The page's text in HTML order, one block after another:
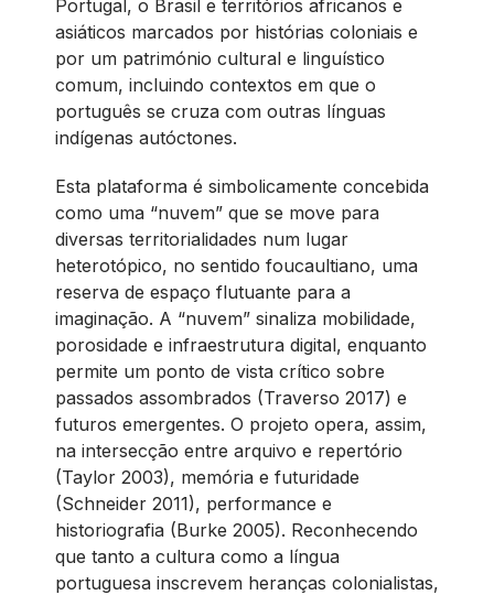
Portugal, o Brasil e territórios africanos e
asiáticos marcados por histórias coloniais e
por um património cultural e linguístico
comum, incluindo contextos em que o
português se cruza com outras línguas
indígenas autóctones.
Esta plataforma é simbolicamente concebida
como uma “nuvem” que se move para
diversas territorialidades num lugar
heterotópico, no sentido foucaultiano, uma
reserva de espaço flutuante para a
imaginação. A “nuvem” sinaliza mobilidade,
porosidade e infraestrutura digital, enquanto
permite um ponto de vista crítico sobre
passados assombrados (Traverso 2017) e
futuros emergentes. O projeto opera, assim,
na intersecção entre arquivo e repertório
(Taylor 2003), memória e futuridade
(Schneider 2011), performance e
historiografia (Burke 2005). Reconhecendo
que tanto a cultura como a língua
portuguesa inscrevem heranças colonialistas,